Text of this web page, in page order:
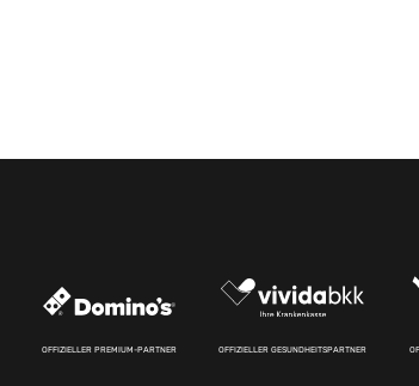
OFFIZIELLER PREMIUM-PARTNER OFFIZIELLER GESUNDHEITSPARTNER